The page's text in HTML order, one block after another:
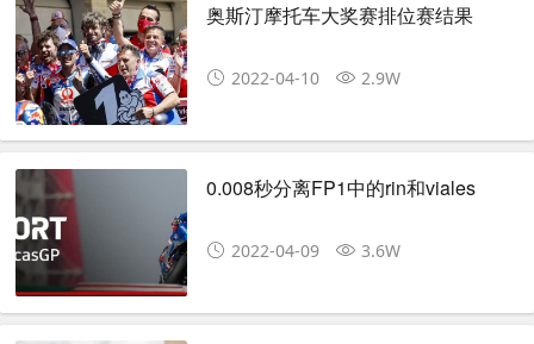
奥斯汀摩托车大奖赛排位赛结果
2022-04-10 2.9W
0.008秒分离FP1中的rin和viales
2022-04-09 3.6W